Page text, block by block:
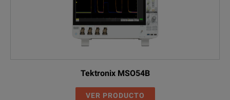
Tektronix MSO54B
VER PRODUCTO